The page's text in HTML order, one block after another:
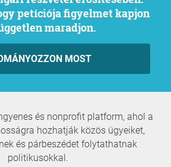
petíciója figyelmet kapjon
maradjon.
MOST
és nonprofit platform, ahol a
hozhatják közös ügyeiket,
és párbeszédet folytathatnak
politikusokkal.